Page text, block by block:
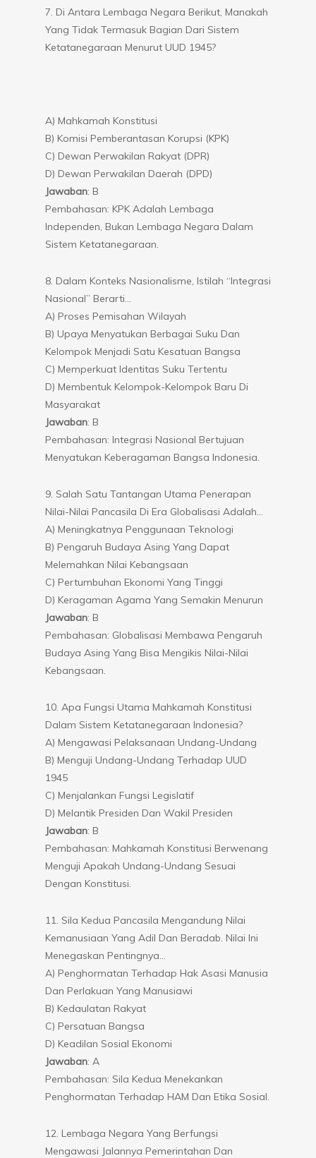
7. Di Antara Lembaga Negara Berikut, Manakah
Yang Tidak Termasuk Bagian Dari Sistem
Ketatanegaraan Menurut UUD 1945?
A) Mahkamah Konstitusi
B) Komisi Pemberantasan Korupsi (KPK)
C) Dewan Perwakilan Rakyat (DPR)
D) Dewan Perwakilan Daerah (DPD)
Jawaban: B
Pembahasan: KPK Adalah Lembaga
Independen, Bukan Lembaga Negara Dalam
Sistem Ketatanegaraan.
8. Dalam Konteks Nasionalisme, Istilah “Integrasi
Nasional” Berarti…
A) Proses Pemisahan Wilayah
B) Upaya Menyatukan Berbagai Suku Dan
Kelompok Menjadi Satu Kesatuan Bangsa
C) Memperkuat Identitas Suku Tertentu
D) Membentuk Kelompok-Kelompok Baru Di
Masyarakat
Jawaban: B
Pembahasan: Integrasi Nasional Bertujuan
Menyatukan Keberagaman Bangsa Indonesia.
9. Salah Satu Tantangan Utama Penerapan
Nilai-Nilai Pancasila Di Era Globalisasi Adalah…
A) Meningkatnya Penggunaan Teknologi
B) Pengaruh Budaya Asing Yang Dapat
Melemahkan Nilai Kebangsaan
C) Pertumbuhan Ekonomi Yang Tinggi
D) Keragaman Agama Yang Semakin Menurun
Jawaban: B
Pembahasan: Globalisasi Membawa Pengaruh
Budaya Asing Yang Bisa Mengikis Nilai-Nilai
Kebangsaan.
10. Apa Fungsi Utama Mahkamah Konstitusi
Dalam Sistem Ketatanegaraan Indonesia?
A) Mengawasi Pelaksanaan Undang-Undang
B) Menguji Undang-Undang Terhadap UUD
1945
C) Menjalankan Fungsi Legislatif
D) Melantik Presiden Dan Wakil Presiden
Jawaban: B
Pembahasan: Mahkamah Konstitusi Berwenang
Menguji Apakah Undang-Undang Sesuai
Dengan Konstitusi.
11. Sila Kedua Pancasila Mengandung Nilai
Kemanusiaan Yang Adil Dan Beradab. Nilai Ini
Menegaskan Pentingnya…
A) Penghormatan Terhadap Hak Asasi Manusia
Dan Perlakuan Yang Manusiawi
B) Kedaulatan Rakyat
C) Persatuan Bangsa
D) Keadilan Sosial Ekonomi
Jawaban: A
Pembahasan: Sila Kedua Menekankan
Penghormatan Terhadap HAM Dan Etika Sosial.
12. Lembaga Negara Yang Berfungsi
Mengawasi Jalannya Pemerintahan Dan